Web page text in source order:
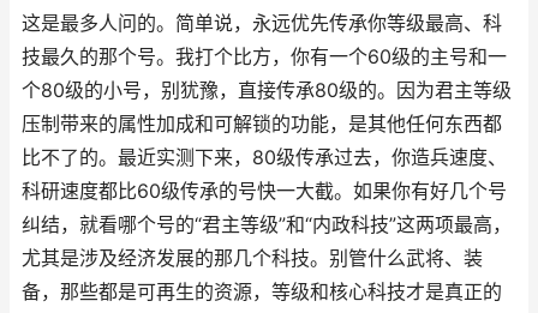
这是最多人问的。简单说，永远优先传承你等级最高、科
技最久的那个号。我打个比方，你有一个60级的主号和一
个80级的小号，别犹豫，直接传承80级的。因为君主等级
压制带来的属性加成和可解锁的功能，是其他任何东西都
比不了的。最近实测下来，80级传承过去，你造兵速度、
科研速度都比60级传承的号快一大截。如果你有好几个号
纠结，就看哪个号的“君主等级”和“内政科技”这两项最高，
尤其是涉及经济发展的那几个科技。别管什么武将、装
备，那些都是可再生的资源，等级和核心科技才是真正的